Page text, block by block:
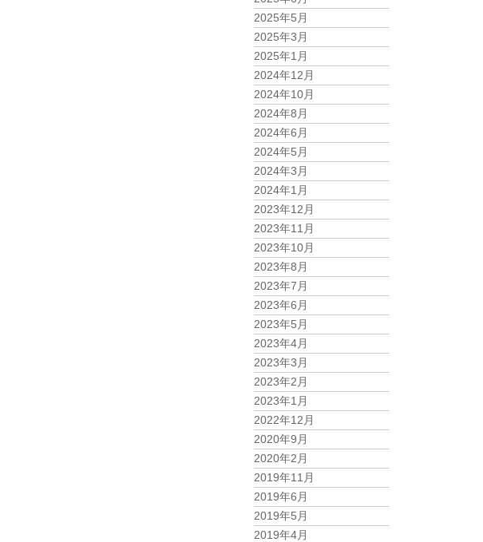
2025年5月
2025年3月
2025年1月
2024年12月
2024年10月
2024年8月
2024年6月
2024年5月
2024年3月
2024年1月
2023年12月
2023年11月
2023年10月
2023年8月
2023年7月
2023年6月
2023年5月
2023年4月
2023年3月
2023年2月
2023年1月
2022年12月
2020年9月
2020年2月
2019年11月
2019年6月
2019年5月
2019年4月